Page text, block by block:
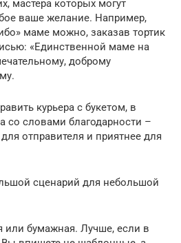
мастера которых могут
ваше желание. Например,
маме можно, заказав тортик
«Единственной маме на
доброму
курьера с букетом, в
со словами благодарности –
отправителя и приятнее для
сценарий для небольшой
или бумажная. Лучше, если в